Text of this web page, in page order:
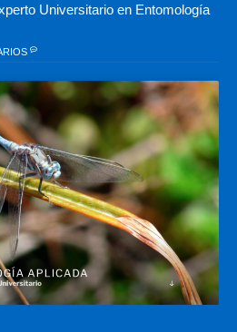
Universitario en Entomología